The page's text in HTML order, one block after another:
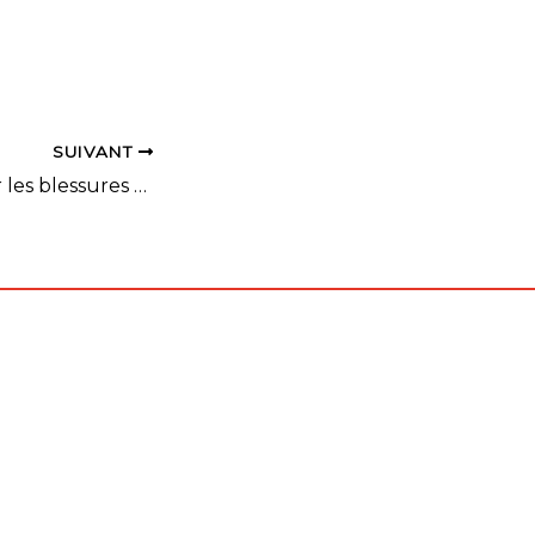
SUIVANT
"Comment éviter les blessures au badminton"